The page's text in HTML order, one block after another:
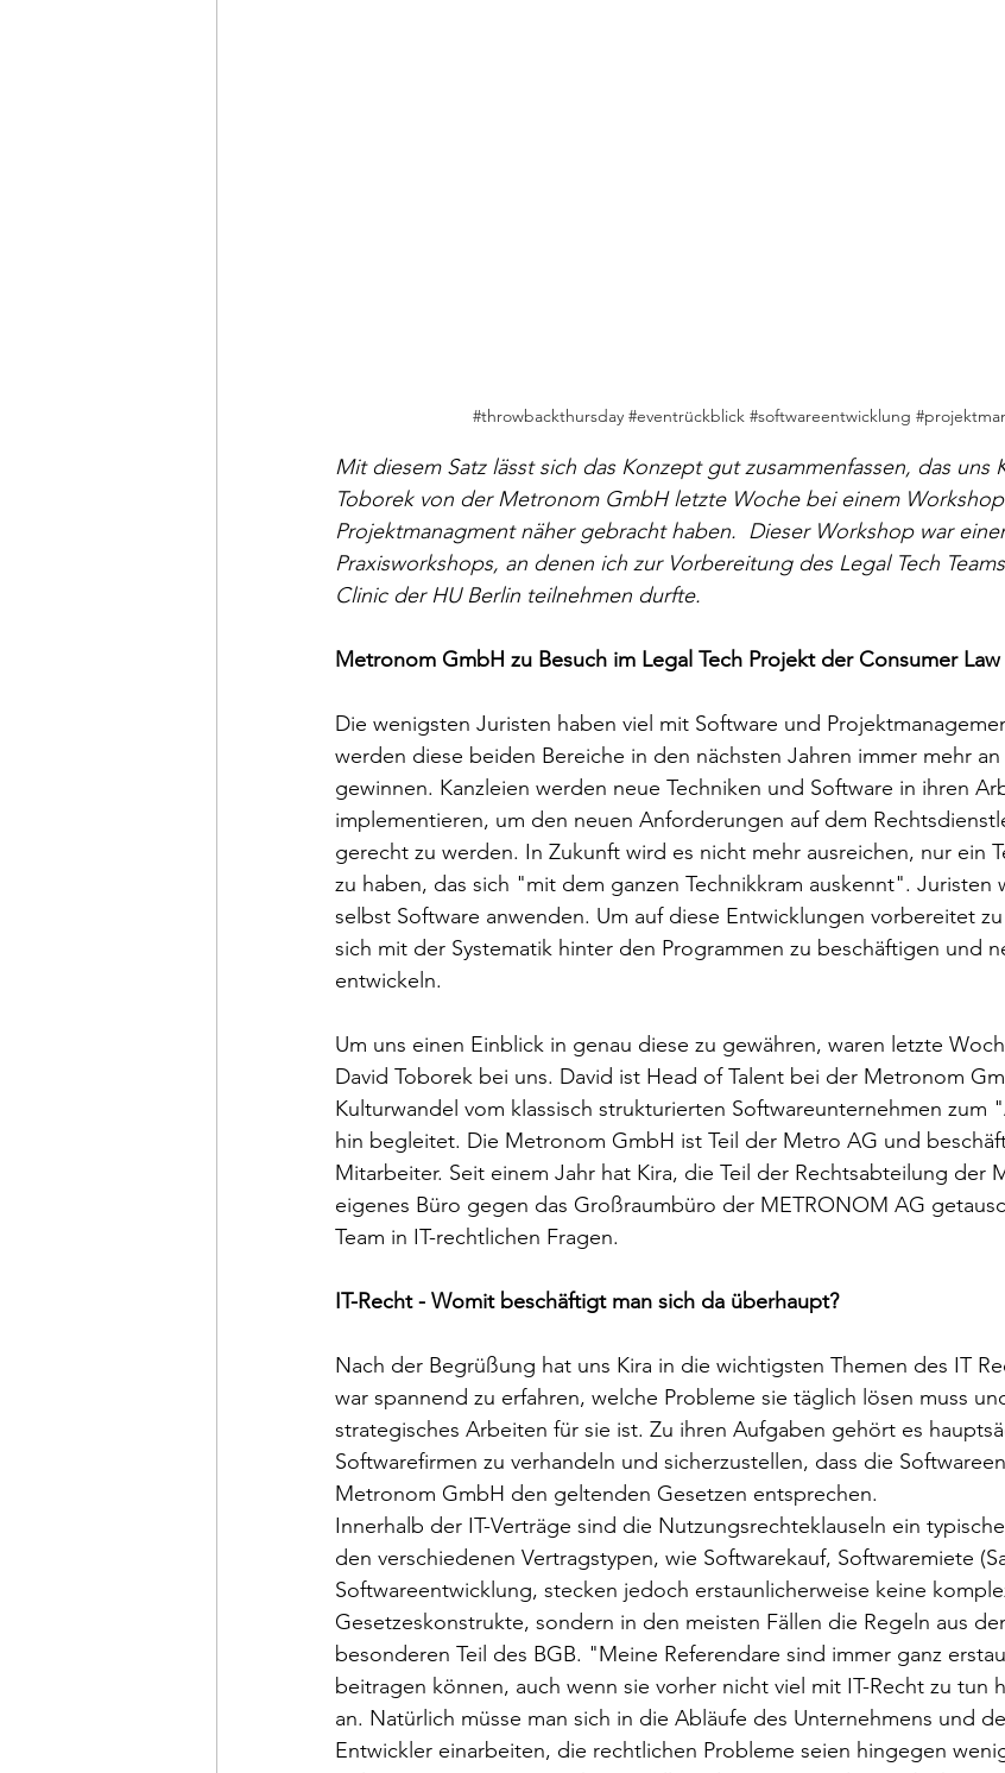
#throwbackthursday #eventrückblick #softwareentwicklung
Mit diesem Satz lässt sich das Konzept gut zusammenfassen, das uns
Toborek von der Metronom GmbH letzte Woche bei einem
Projektmanagment näher gebracht haben.  Dieser Workshop war
Praxisworkshops, an denen ich zur Vorbereitung des Legal Tech
Clinic der HU Berlin teilnehmen durfte.
Metronom GmbH zu Besuch im Legal Tech Projekt der Consumer
Die wenigsten Juristen haben viel mit Software und
werden diese beiden Bereiche in den nächsten Jahren immer mehr
gewinnen. Kanzleien werden neue Techniken und Software in ihren
implementieren, um den neuen Anforderungen auf dem
gerecht zu werden. In Zukunft wird es nicht mehr ausreichen, nur ein
zu haben, das sich "mit dem ganzen Technikkram auskennt". Juristen
selbst Software anwenden. Um auf diese Entwicklungen vorbereitet
sich mit der Systematik hinter den Programmen zu beschäftigen und
entwickeln.
Um uns einen Einblick in genau diese zu gewähren, waren letzte
David Toborek bei uns. David ist Head of Talent bei der Metronom
Kulturwandel vom klassisch strukturierten Softwareunternehmen zum
hin begleitet. Die Metronom GmbH ist Teil der Metro AG und
Mitarbeiter. Seit einem Jahr hat Kira, die Teil der Rechtsabteilung der
eigenes Büro gegen das Großraumbüro der METRONOM AG
Team in IT-rechtlichen Fragen.
IT-Recht - Womit beschäftigt man sich da überhaupt?
Nach der Begrüßung hat uns Kira in die wichtigsten Themen des IT
war spannend zu erfahren, welche Probleme sie täglich lösen muss
strategisches Arbeiten für sie ist. Zu ihren Aufgaben gehört es
Softwarefirmen zu verhandeln und sicherzustellen, dass die
Metronom GmbH den geltenden Gesetzen entsprechen.
Innerhalb der IT-Verträge sind die Nutzungsrechteklauseln ein
den verschiedenen Vertragstypen, wie Softwarekauf, Softwaremiete
Softwareentwicklung, stecken jedoch erstaunlicherweise keine
Gesetzeskonstrukte, sondern in den meisten Fällen die Regeln aus
besonderen Teil des BGB. "Meine Referendare sind immer ganz
beitragen können, auch wenn sie vorher nicht viel mit IT-Recht zu tun
an. Natürlich müsse man sich in die Abläufe des Unternehmens und
Entwickler einarbeiten, die rechtlichen Probleme seien hingegen